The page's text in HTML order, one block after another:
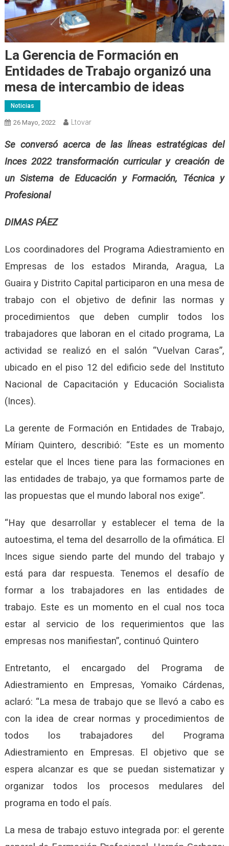
La Gerencia de Formación en
Entidades de Trabajo organizó una
mesa de intercambio de ideas
Noticias
26 Mayo, 2022 Ltovar
Se conversó acerca de las líneas estratégicas del
Inces 2022 transformación curricular y creación de
unSistema de Educación y Formación, Técnica y
Profesional
DIMAS PÁEZ
Los coordinadores del Programa Adiestramiento en
Empresas de los estados Miranda, Aragua, La
Guaira y Distrito Capital participaron en una mesa de
trabajo con el objetivo de definir las normas y
procedimientos que deben cumplir todos los
trabajadores que laboran en el citado programa, La
actividad se realizó en el salón “Vuelvan Caras”,
ubicado en el piso 12 del edificio sede del Instituto
Nacional de Capacitación y Educación Socialista
(Inces).
La gerente de Formación en Entidades de Trabajo,
Míriam Quintero, describió: “Este es un momento
estelar que el Inces tiene para las formaciones en
las entidades de trabajo, ya que formamos parte de
las propuestas que el mundo laboral nos exige”.
“Hay que desarrollar y establecer el tema de la
autoestima, el tema del desarrollo de la ofimática. El
Inces sigue siendo parte del mundo del trabajo y
está para dar respuesta. Tenemos el desafío de
formar a los trabajadores en las entidades de
trabajo. Este es un momento en el cual nos toca
estar al servicio de los requerimientos que las
empresas nos manifiestan”, continuó Quintero
Entretanto, el encargado del Programa de
Adiestramiento en Empresas, Yomaiko Cárdenas,
aclaró: “La mesa de trabajo que se llevó a cabo es
con la idea de crear normas y procedimientos de
todos los trabajadores del Programa
Adiestramiento en Empresas. El objetivo que se
espera alcanzar es que se puedan sistematizar y
organizar todos los procesos medulares del
programa en todo el país.
La mesa de trabajo estuvo integrada por: el gerente